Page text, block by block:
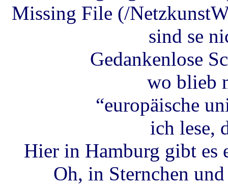
Missing File (/
sind se
Gedankenlose
wo blieb
“europäische
ich lese,
Hier in Hamburg gibt es
Oh, in Sternchen